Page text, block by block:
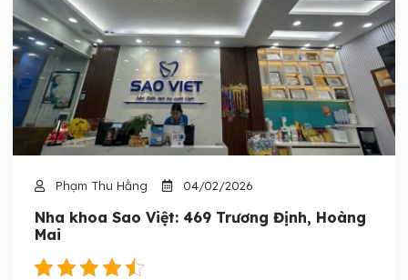
Phạm Thu Hằng 04/02/2026
Nha khoa Sao Việt: 469 Trương Định, Hoàng
Mai